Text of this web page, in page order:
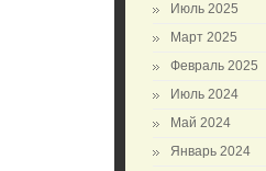
Июль 2025
Март 2025
Февраль 2025
Июль 2024
Май 2024
Январь 2024